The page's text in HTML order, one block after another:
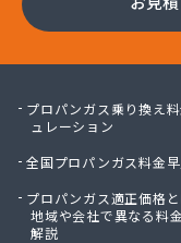
(株)宮治商店
(株)駒見守商会
(株)戸丸屋プロパ
(株)高津石油
(株)黒川石油
プロパンガス乗り換え
ュレーション
全国プロパンガス料金
プロパンガス適正価格と
地域や会社で異なる料
解説